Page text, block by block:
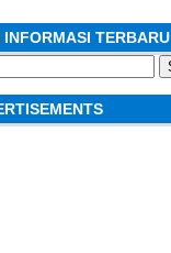
INFORMASI TERBARU